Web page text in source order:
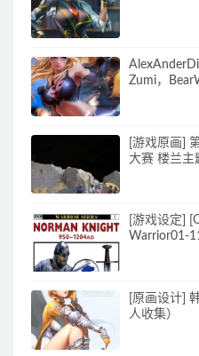
Zumi，
[游戏原画]
大赛 楼兰主
[游戏设定]
Warrior01-
[原画设计]
人收集）